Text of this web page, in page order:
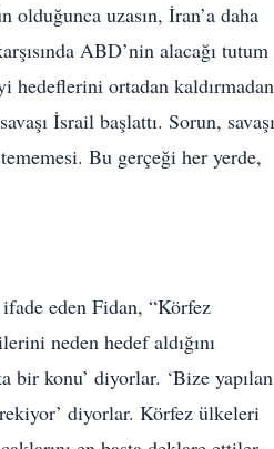
uzasın, İran’a daha
ABD’nin alacağı tutum
hedeflerini ortadan kaldırmadan
İsrail başlattı. Sorun, savaşı
Bu gerçeği her yerde,
ifade eden Fidan, “Körfez
neden hedef aldığını
bir konu’ diyorlar. ‘Bize yapılan
diyorlar. Körfez ülkeleri